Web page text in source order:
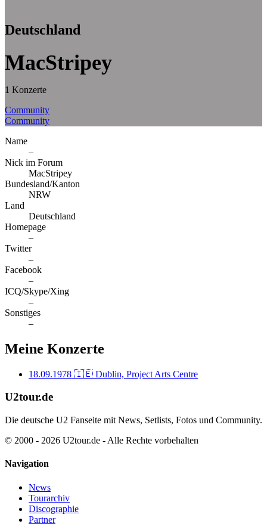
Deutschland
MacStripey
1 Konzerte
Community
Community
Name
–
Nick im Forum
MacStripey
Bundesland/Kanton
NRW
Land
Deutschland
Homepage
–
Twitter
–
Facebook
–
ICQ/Skype/Xing
–
Sonstiges
–
Meine Konzerte
18.09.1978 🇮🇪 Dublin, Project Arts Centre
U2tour.de
Die deutsche U2 Fanseite mit News, Setlists, Fotos und Community.
© 2000 - 2026 U2tour.de - Alle Rechte vorbehalten
Navigation
News
Tourarchiv
Discographie
Partner